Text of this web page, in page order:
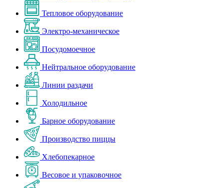
Тепловое оборудование
Электро-механическое
Посудомоечное
Нейтральное оборудование
Линии раздачи
Холодильное
Барное оборудование
Производство пиццы
Хлебопекарное
Весовое и упаковочное